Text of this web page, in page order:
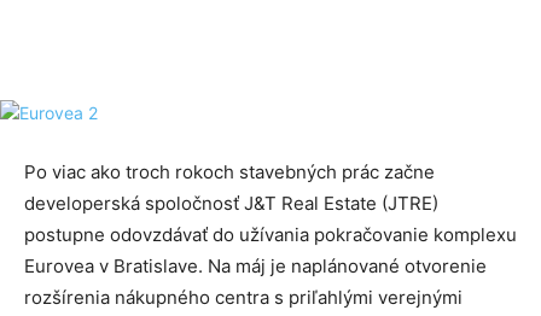
Po viac ako troch rokoch stavebných prác začne
developerská spoločnosť J&T Real Estate (JTRE)
postupne odovzdávať do užívania pokračovanie komplexu
Eurovea v Bratislave. Na máj je naplánované otvorenie
rozšírenia nákupného centra s priľahlými verejnými